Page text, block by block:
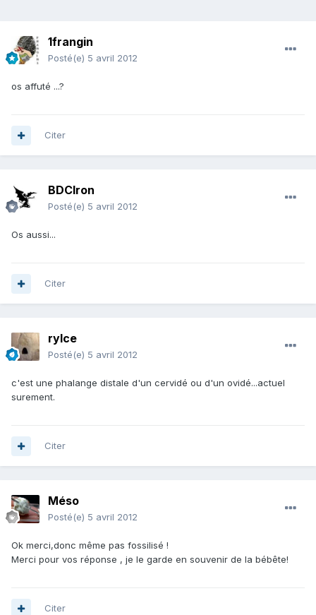
1frangin
Posté(e) 5 avril 2012
os affuté ...?
Citer
BDCIron
Posté(e) 5 avril 2012
Os aussi...
Citer
rylce
Posté(e) 5 avril 2012
c'est une phalange distale d'un cervidé ou d'un ovidé...actuel
surement.
Citer
Méso
Posté(e) 5 avril 2012
Ok merci,donc même pas fossilisé !
Merci pour vos réponse , je le garde en souvenir de la bébête!
Citer